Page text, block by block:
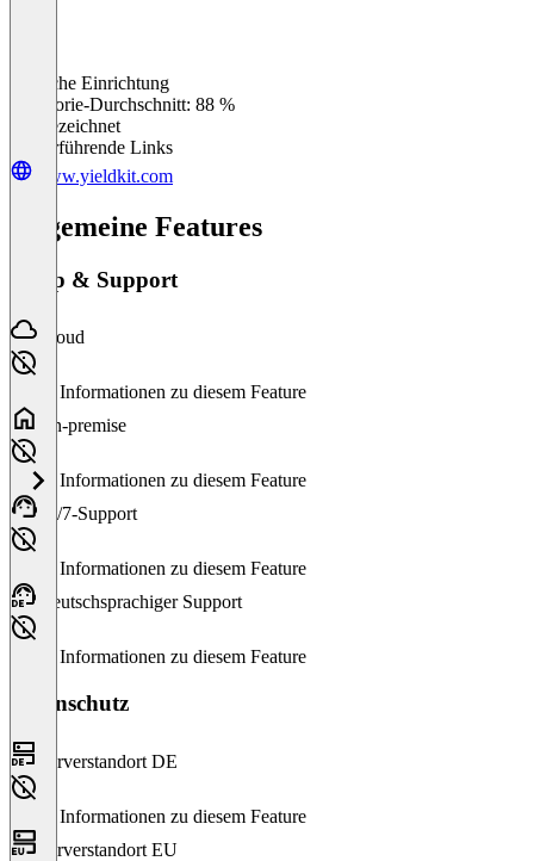
Einfache Einrichtung
Kategorie-Durchschnitt: 88 %
Ausgezeichnet
Weiterführende Links
www.yieldkit.com
Allgemeine Features
Setup & Support
Cloud
Keine Informationen zu diesem Feature
On-premise
Keine Informationen zu diesem Feature
24/7-Support
Keine Informationen zu diesem Feature
Deutschsprachiger Support
Keine Informationen zu diesem Feature
Datenschutz
Serverstandort DE
Keine Informationen zu diesem Feature
Serverstandort EU